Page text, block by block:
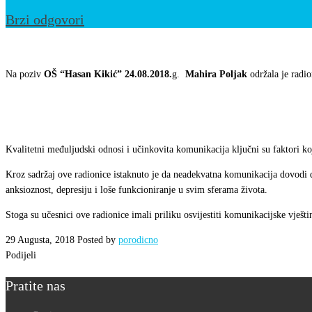
Brzi odgovori
radionica
i
komunikacija
na
radnom
mjestu“
Na poziv OŠ “Hasan Kikić” 24.08.2018.g. Mahira Poljak održala je
Kvalitetni međuljudski odnosi i učinkovita komunikacija ključni su faktori
Kroz sadržaj ove radionice istaknuto je da neadekvatna komunikacija
anksioznost, depresiju i loše funkcioniranje u svim sferama života.
Stoga su učesnici ove radionice imali priliku osvijestiti komunikacijske
29 Augusta, 2018 Posted by porodicno
Podijeli
Pratite nas